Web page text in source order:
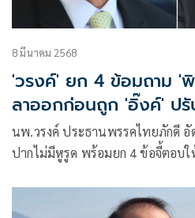
8 มีนาคม 2568
'วรงค์' ยก 4 ข้อมถาม '
ลาออกก่อนถูก 'อิ๊งค์' ป
นพ.วรงค์ ประธานพรรคไทยภักดี
ปากไม่มีหูรูด พร้อมยก 4 ข้อจี้ตอบใ
เหล่านี้ได้ ต้องลาออกไป ก่อนจะถูก